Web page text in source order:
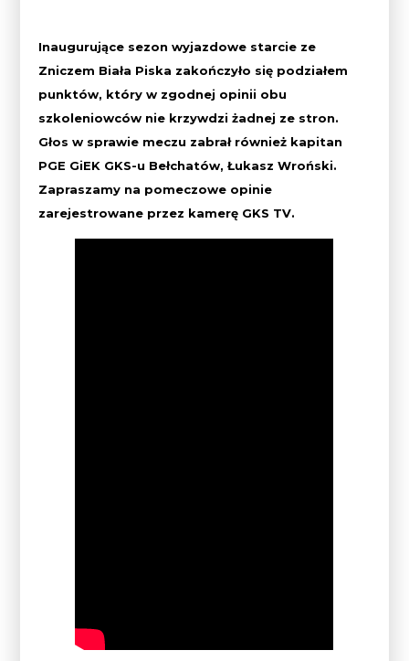
Inaugurujące sezon wyjazdowe starcie ze
Zniczem Biała Piska zakończyło się podziałem
punktów, który w zgodnej opinii obu
szkoleniowców nie krzywdzi żadnej ze stron.
Głos w sprawie meczu zabrał również kapitan
PGE GiEK GKS-u Bełchatów, Łukasz Wroński.
Zapraszamy na pomeczowe opinie
zarejestrowane przez kamerę GKS TV.